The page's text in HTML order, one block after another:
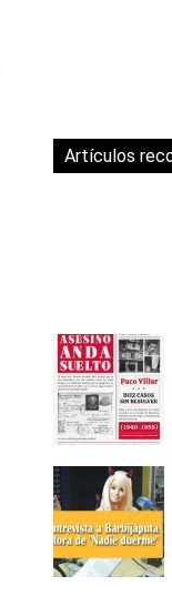
Artículos